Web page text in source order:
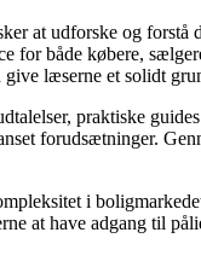
at udforske og
for både købere,
læserne et solidt
praktiske
forudsætninger.
i
at have adgang til